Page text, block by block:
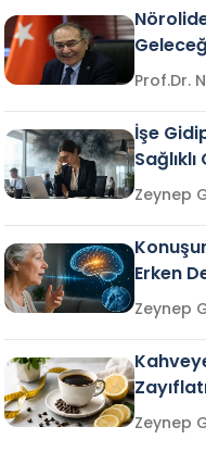
İşe
Gelir
Erken
Olabilir